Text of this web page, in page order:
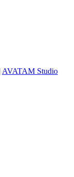
AVATAM Studio